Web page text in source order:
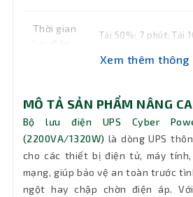
Thời gian
lưu điện
Tải 50%: 7 phút; Tải
Khối
lượng
14.5kg
Bảo hành 24 tháng
Xem thêm thông
MÔ TẢ SẢN PHẨM NÂNG
Bộ lưu điện UPS Cyber Power
(2200VA/1320W) là dòng UPS
cho các thiết bị điện tử, máy
mạng, giúp bảo vệ an toàn trước
ngột hay chập chờn điện áp.